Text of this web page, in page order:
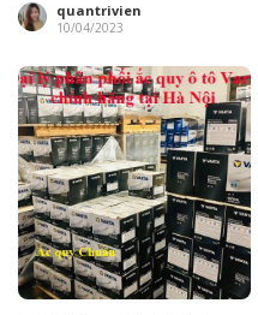
quantrivien
10/04/2023